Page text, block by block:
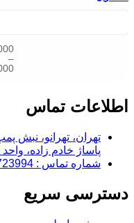
–
اطلاعات تماس
تهران، تهرانو، نبش
پاساژ خادم زاده، واحد 10
شماره تماس : 09121723994
دسترسی سریع